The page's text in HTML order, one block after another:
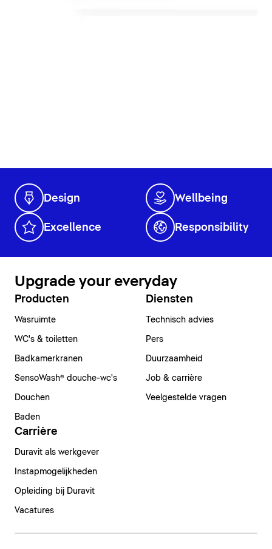
Design Wellbeing
Excellence Responsibility
Upgrade your everyday
Producten
Wasruimte
WC's & toiletten
Badkamerkranen
SensoWash® douche-wc's
Douchen
Baden
Diensten
Technisch advies
Pers
Duurzaamheid
Job & carrière
Veelgestelde vragen
Carrière
Duravit als werkgever
Instapmogelijkheden
Opleiding bij Duravit
Vacatures